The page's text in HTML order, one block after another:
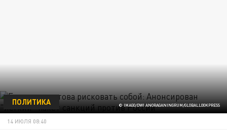
© IMAGO/DWI ANORAGANINGRUM/GLOBALLOOKPRESS
ПОЛИТИКА
14 ИЮЛЯ 08:40